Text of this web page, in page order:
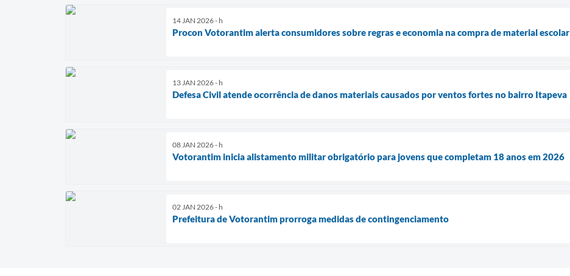
14 JAN 2026 - h
Procon Votorantim alerta consumidores sobre regras e economia na compra de material escolar
13 JAN 2026 - h
Defesa Civil atende ocorrência de danos materiais causados por ventos fortes no bairro Itapeva
08 JAN 2026 - h
Votorantim inicia alistamento militar obrigatório para jovens que completam 18 anos em 2026
02 JAN 2026 - h
Prefeitura de Votorantim prorroga medidas de contingenciamento